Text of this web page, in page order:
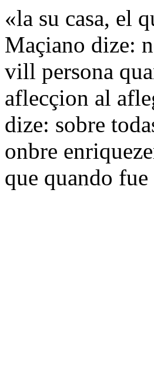
«la su casa, el
Maçiano dize:
vill persona
aflecçion al
dize: sobre
onbre
que quando fue